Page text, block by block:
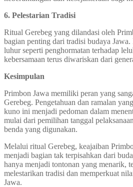
6. Pelestarian Tradisi
Ritual Gerebeg yang dilandasi oleh
bagian penting dari tradisi budaya
luhur seperti penghormatan terhadap
kebersamaan terus diwariskan dari
Kesimpulan
Primbon Jawa memiliki peran yang
Gerebeg. Pengetahuan dan ramalan
kuno ini menjadi pedoman dalam
mulai dari pemilihan tanggal
benda yang digunakan.
Melalui ritual Gerebeg, keajaiban
menjadi bagian tak terpisahkan dari
hanya menjadi tontonan yang menarik,
melestarikan tradisi dan memperkuat
Jawa.